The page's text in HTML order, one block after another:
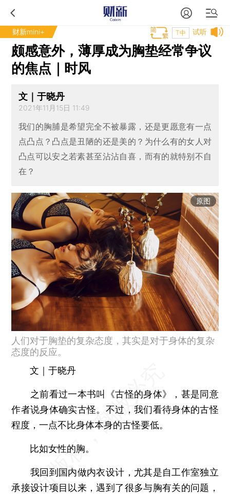
财新mini+ 试听
T中
颇感意外，薄厚成为胸垫经常争议
的焦点｜时风
文｜于晓丹
2021年11月15日 11:49
我们的胸脯是希望完全不被暴露，还是更愿意有一点
点凸点？凸点是丑陋的还是美的？为什么有的女人对
凸点可以安之若素甚至沾沾自喜，而有的就特别不自
在？
原图
人们对于胸垫的复杂态度，其实是对于身体的复杂
态度的反应。
文｜于晓丹
之前看过一本书叫《古怪的身体》，甚是同意
作者说身体确实古怪。不过，我们看待身体的古怪
程度，一点不比身体本身的古怪要低。
比如女性的胸。
我回到国内做内衣设计，尤其是自工作室独立
承接设计项目以来，遇到了很多与胸有关的问题，